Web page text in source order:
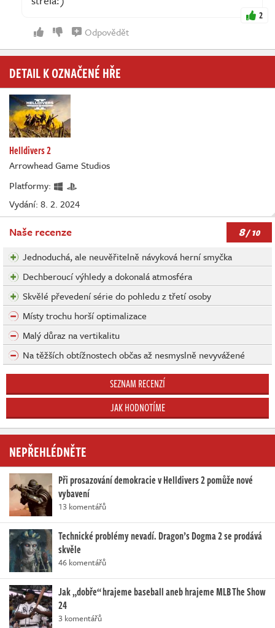
2
Odpovědět
DETAIL K OZNAČENÉ HŘE
Helldivers 2
Arrowhead Game Studios
Platformy:
Vydání: 8. 2. 2024
Naše recenze 8/ 10
Jednoduchá, ale neuvěřitelně návyková herní smyčka
Dechberoucí výhledy a dokonalá atmosféra
Skvělé převedení série do pohledu z třetí osoby
Místy trochu horší optimalizace
Malý důraz na vertikalitu
Na těžších obtížnostech občas až nesmyslně nevyvážené
SEZNAM RECENZÍ
JAK HODNOTÍME
NEPŘEHLÉDNĚTE
Při prosazování demokracie v Helldivers 2 pomůže nové
vybavení
13 komentářů
Technické problémy nevadí. Dragon’s Dogma 2 se prodává
skvěle
46 komentářů
Jak „dobře“ hrajeme baseball aneb hrajeme MLB The Show
24
3 komentářů